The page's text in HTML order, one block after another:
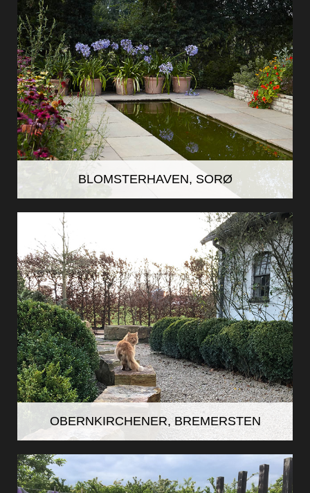
BLOMSTERHAVEN, SORØ
OBERNKIRCHENER, BREMERSTEN